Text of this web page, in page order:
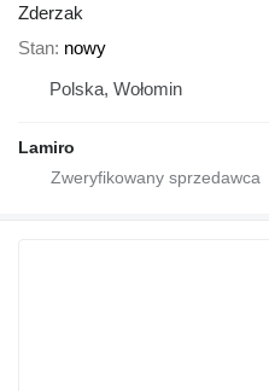
Zderzak
Stan nowy
Polska, Wołomin
Lamiro